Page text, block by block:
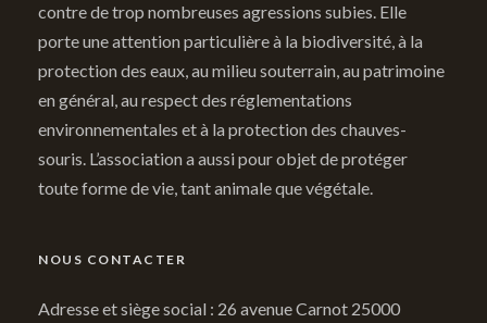
contre de trop nombreuses agressions subies. Elle
porte une attention particulière à la biodiversité, à la
protection des eaux, au milieu souterrain, au patrimoine
en général, au respect des réglementations
environnementales et à la protection des chauves-
souris. L’association a aussi pour objet de protéger
toute forme de vie, tant animale que végétale.
NOUS CONTACTER
Adresse et siège social : 26 avenue Carnot 25000